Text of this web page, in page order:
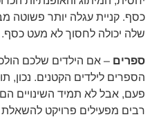
כסף. קניית עגלה יותר פשוטה
שלה יכולה לחסוך לא מעט כסף.
ספרים – אם הילדים שלכם
הספרים לילדים הקטנים. נכון,
פעם, אבל לא תמיד השינויים
רבים מפעילים פרויקט